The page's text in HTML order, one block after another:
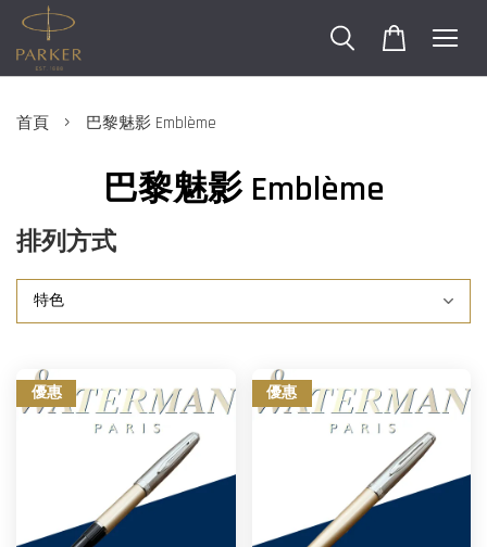
首頁 › 巴黎魅影 Emblème
巴黎魅影 Emblème
排列方式
優惠 優惠